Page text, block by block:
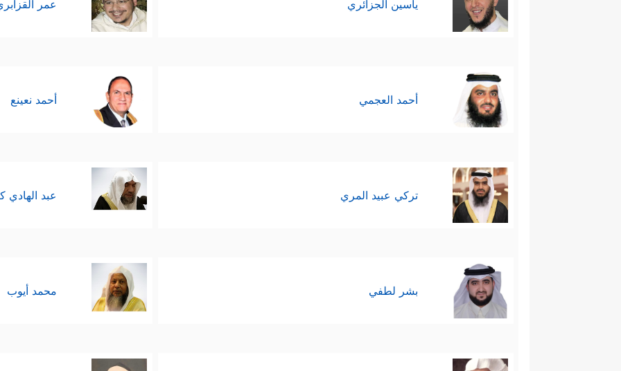
ياسين الجزائري عمر
أحمد العجمي أحمد نعينع
تركي عبيد المري عبد الهادي
بشر لطفي محمد أيوب